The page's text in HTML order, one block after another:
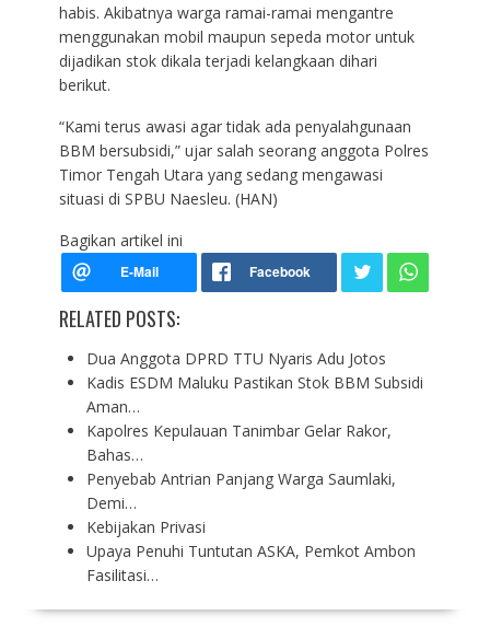
habis. Akibatnya warga ramai-ramai mengantre
menggunakan mobil maupun sepeda motor untuk
dijadikan stok dikala terjadi kelangkaan dihari
berikut.
“Kami terus awasi agar tidak ada penyalahgunaan
BBM bersubsidi,” ujar salah seorang anggota Polres
Timor Tengah Utara yang sedang mengawasi
situasi di SPBU Naesleu. (HAN)
Bagikan artikel ini
RELATED POSTS:
Dua Anggota DPRD TTU Nyaris Adu Jotos
Kadis ESDM Maluku Pastikan Stok BBM Subsidi
Aman…
Kapolres Kepulauan Tanimbar Gelar Rakor,
Bahas…
Penyebab Antrian Panjang Warga Saumlaki,
Demi…
Kebijakan Privasi
Upaya Penuhi Tuntutan ASKA, Pemkot Ambon
Fasilitasi…